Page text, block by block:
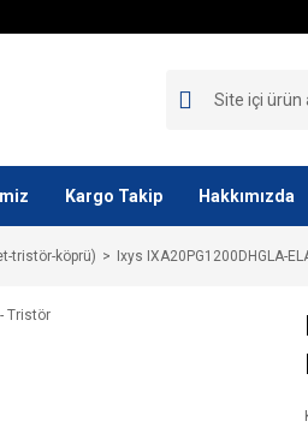
Kargo Takip Hakkımızda
tristör-köprü) Ixys IXA20PG1200DHGLA-